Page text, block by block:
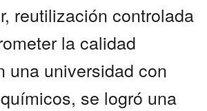
reutilización controlada
la calidad
una universidad con
se logró una